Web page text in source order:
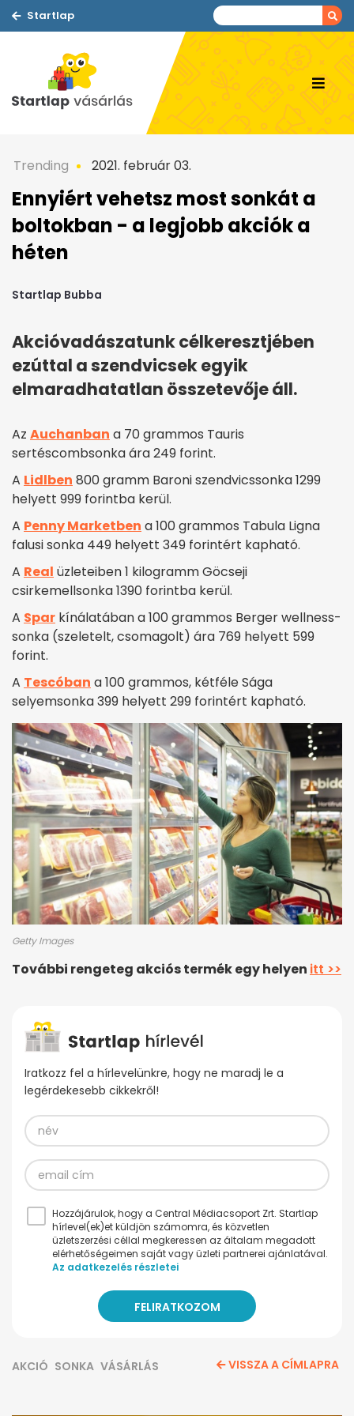
Startlap
Trending 2021. február 03.
Ennyiért vehetsz most sonkát a
boltokban - a legjobb akciók a
héten
Startlap Bubba
Akcióvadászatunk célkeresztjében
ezúttal a szendvicsek egyik
elmaradhatatlan összetevője áll.
Az Auchanban a 70 grammos Tauris
sertéscombsonka ára 249 forint.
A Lidlben 800 gramm Baroni szendvicssonka 1299
helyett 999 forintba kerül.
A Penny Marketben a 100 grammos Tabula Ligna
falusi sonka 449 helyett 349 forintért kapható.
A Real üzleteiben 1 kilogramm Göcseji
csirkemellsonka 1390 forintba kerül.
A Spar kínálatában a 100 grammos Berger wellness-
sonka (szeletelt, csomagolt) ára 769 helyett 599
forint.
A Tescóban a 100 grammos, kétféle Sága
selyemsonka 399 helyett 299 forintért kapható.
Getty Images
További rengeteg akciós termék egy helyen itt >>
Iratkozz fel a hírlevelünkre, hogy ne maradj le a
legérdekesebb cikkekről!
Hozzájárulok, hogy a Central Médiacsoport Zrt. Startlap
hírlevel(ek)et küldjön számomra, és közvetlen
üzletszerzési céllal megkeressen az általam megadott
elérhetőségeimen saját vagy üzleti partnerei ajánlatával.
Az adatkezelés részletei
AKCIÓ SONKA VÁSÁRLÁS VISSZA A CÍMLAPRA